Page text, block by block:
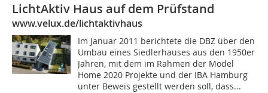
LichtAktiv Haus auf dem Prüfstand
www.velux.de/lichtaktivhaus
Im Januar 2011 berichtete die DBZ über den
Umbau eines Siedlerhauses aus den 1950er
Jahren, mit dem im Rahmen der Model
Home 2020 Projekte und der IBA Hamburg
unter Beweis gestellt werden soll, dass...